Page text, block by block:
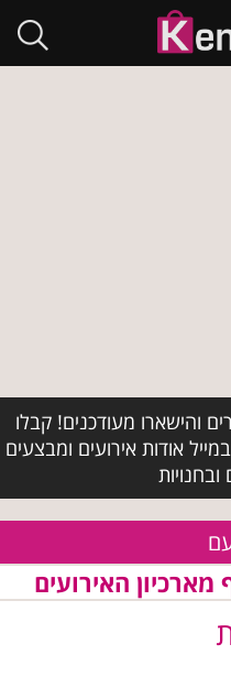
והישארו מעודכנים! קבלו
אודות אירועים ומבצעים
ובחנויות
האירועים